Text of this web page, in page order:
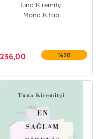
Tuna Kiremitçi
Mona Kitap
236,00 %20